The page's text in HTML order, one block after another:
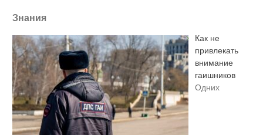
Знания
Как не
привлекать
внимание
гаишников
Одних